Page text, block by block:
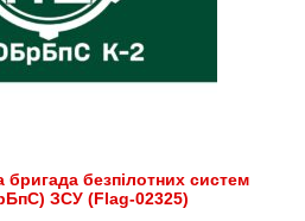
бригада безпілотних систем
ЗСУ (Flag-02325)